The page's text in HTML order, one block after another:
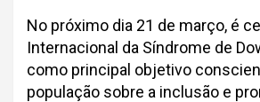
No próximo dia 21 de março, é
Internacional da Síndrome de
como principal objetivo
população sobre a inclusão e